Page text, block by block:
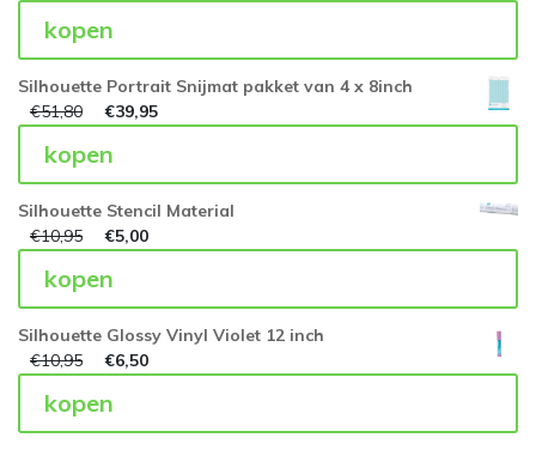
kopen
Silhouette Portrait Snijmat pakket van 4 x 8inch
€51,80 €39,95
kopen
Silhouette Stencil Material
€10,95 €5,00
kopen
Silhouette Glossy Vinyl Violet 12 inch
€10,95 €6,50
kopen